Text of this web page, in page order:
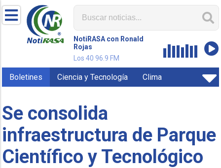
NotiRASA con Ronald
Rojas
Los 40 96.9 FM
Boletines Ciencia y Tecnología Clima
Se consolida
infraestructura de Parque
Científico y Tecnológico